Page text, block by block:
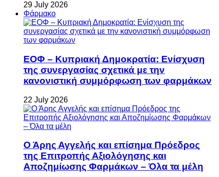
29 July 2026
Φάρμακο
ΕΟΦ – Κυπριακή Δημοκρατία: Ενίσχυση
της συνεργασίας σχετικά με την
κανονιστική συμμόρφωση των φαρμάκων
22 July 2026
Ο Άρης Αγγελής και επίσημα Πρόεδρος
της Επιτροπής Αξιολόγησης και
Αποζημίωσης Φαρμάκων – Όλα τα μέλη